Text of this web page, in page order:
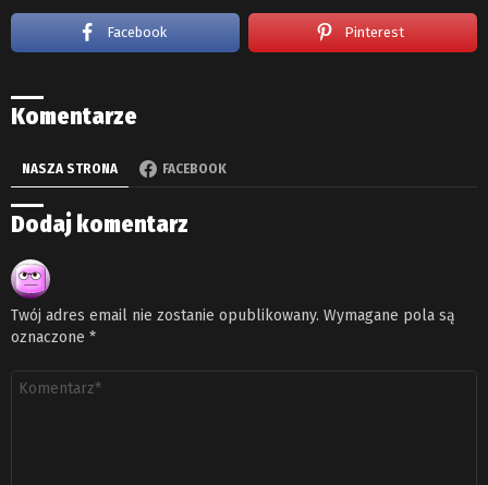
Facebook Pinterest
Komentarze
NASZA STRONA FACEBOOK
Dodaj komentarz
Twój adres email nie zostanie opublikowany. Wymagane pola są
oznaczone *
Komentarz